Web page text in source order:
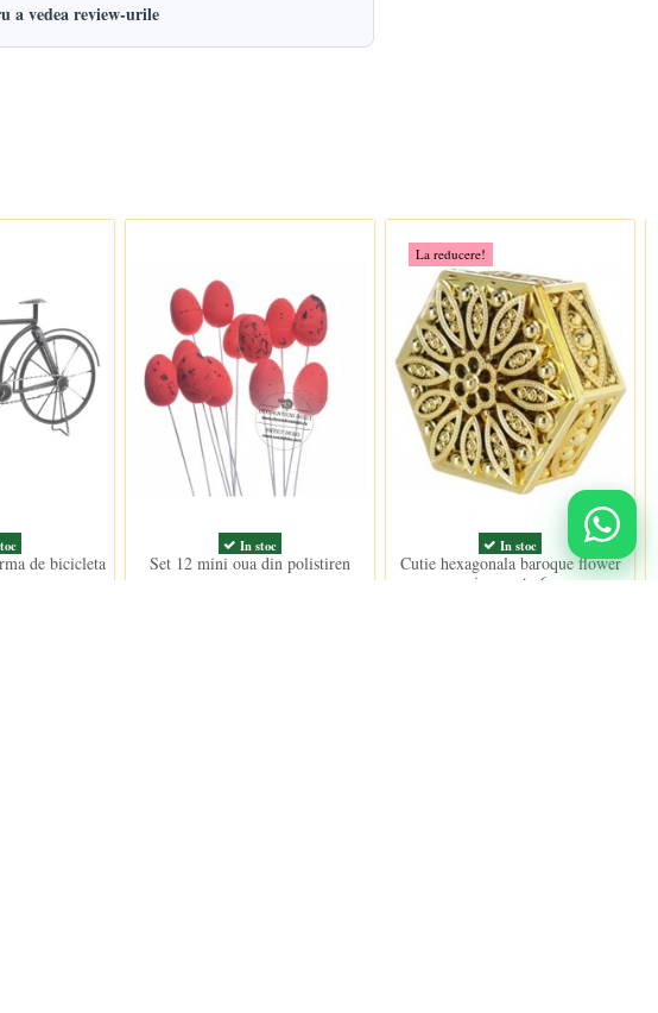
a vedea review-urile
de bicicleta
In stoc
Set 12 mini oua din polistiren
La reducere!
In stoc
Cutie hexagonala baroque flower
aurie, caseta 6cm